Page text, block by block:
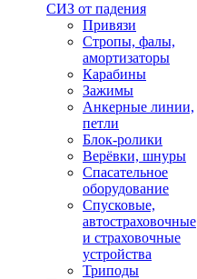
СИЗ от падения
Привязи
Стропы, фалы,
амортизаторы
Карабины
Зажимы
Анкерные линии,
петли
Блок-ролики
Верёвки, шнуры
Спасательное
оборудование
Спусковые,
автостраховочные
и страховочные
устройства
Триподы